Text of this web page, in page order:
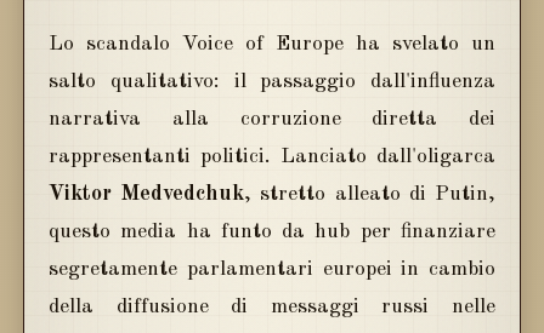
Lo scandalo Voice of Europe ha svelato un
salto qualitativo: il passaggio dall'influenza
narrativa alla corruzione diretta dei
rappresentanti politici. Lanciato dall'oligarca
Viktor Medvedchuk, stretto alleato di Putin,
questo media ha funto da hub per finanziare
segretamente parlamentari europei in cambio
della diffusione di messaggi russi nelle